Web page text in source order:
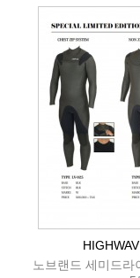
노브랜드 세미드